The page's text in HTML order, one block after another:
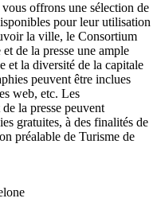
offrons une sélection de
pour leur utilisation
la ville, le Consortium
de la presse une ample
et la diversité de la capitale
peuvent être inclues
web, etc. Les
la presse peuvent
gratuites, à des finalités de
préalable de Turisme de